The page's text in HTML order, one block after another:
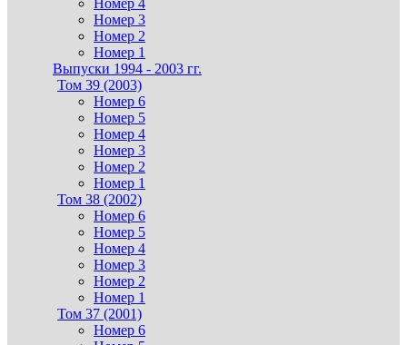
Номер 3
Номер 2
Номер 1
Выпуски 1994 - 2003 гг.
Том 39 (2003)
Номер 6
Номер 5
Номер 4
Номер 3
Номер 2
Номер 1
Том 38 (2002)
Номер 6
Номер 5
Номер 4
Номер 3
Номер 2
Номер 1
Том 37 (2001)
Номер 6